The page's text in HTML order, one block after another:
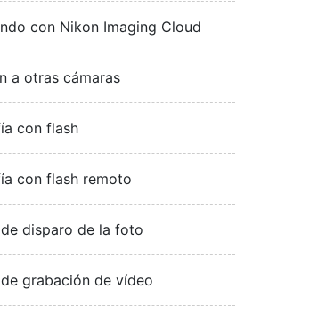
con Nikon Imaging Cloud
a otras cámaras
con flash
con flash remoto
disparo de la foto
grabación de vídeo